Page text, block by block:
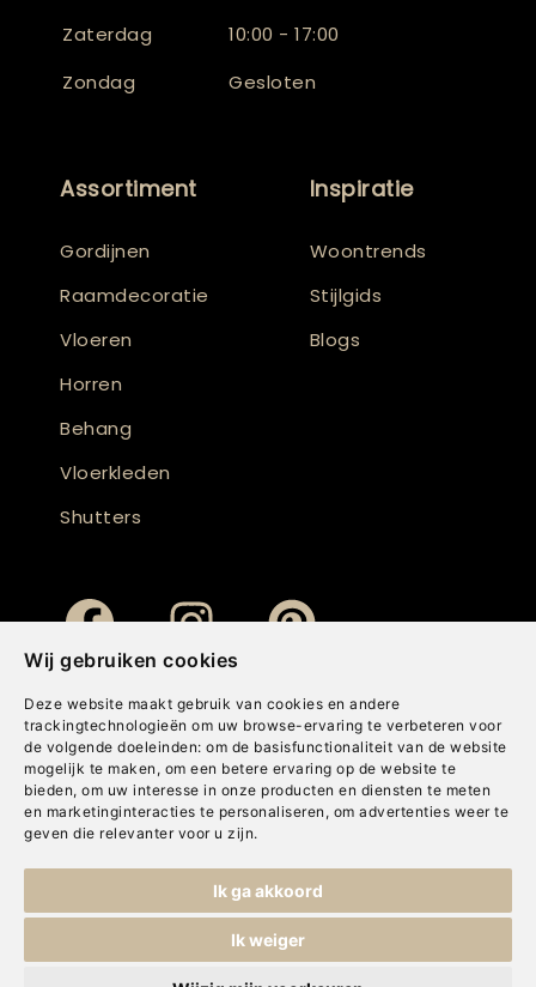
Wij gebruiken cookies
Deze website maakt gebruik van cookies en andere
trackingtechnologieën om uw browse-ervaring te verbeteren voor
de volgende doeleinden: om de basisfunctionaliteit van de website
mogelijk te maken , om een betere ervaring op de website te
bieden, om uw interesse in onze producten en diensten te meten
en marketinginteracties te personaliseren , om advertenties weer te
geven die relevanter voor u zijn.
Ik ga akkoord
Ik weiger
Zaterdag
10:00 - 17:00
Zondag
Gesloten
Assortiment
Gordijnen
Raamdecoratie
Vloeren
Horren
Behang
Vloerkleden
Shutters
Inspiratie
Woontrends
Stijlgids
Blogs
Cookies